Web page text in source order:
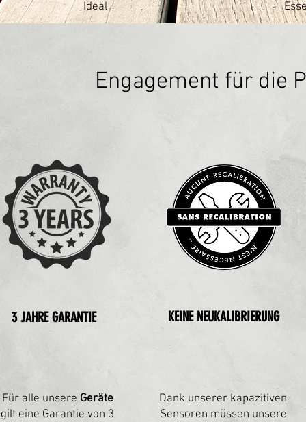
Ideal
Engagement für die
3 JAHRE GARANTIE KEINE NEUKALIBRIERUNG
Für alle unsere Geräte
gilt eine Garantie von 3
Dank unserer kapazitiven
Sensoren müssen unsere